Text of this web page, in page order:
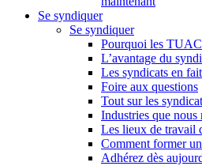
Se syndiquer
Se syndiquer
Pourquoi les
L’avantage du
Les syndicats en
Foire aux questions
Tout sur les
Industries que nous
Les lieux de travail
Comment former
Adhérez dès